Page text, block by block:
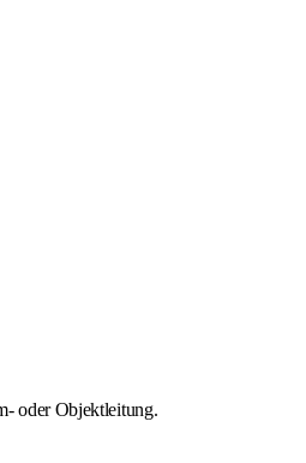
oder Objektleitung.